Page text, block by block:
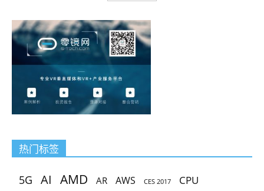
热门标签
5G AI AMD AR AWS CES 2017 CPU